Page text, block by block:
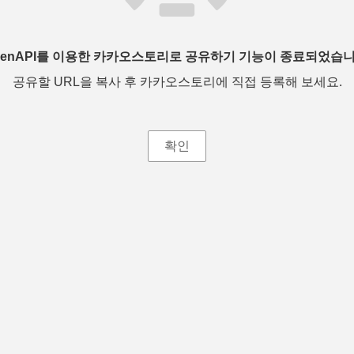
를 이용한 카카오스토리로 공유하기 기능이 종료되었습
공유할 URL을 복사 후 카카오스토리에 직접 등록해 보세요.
확인